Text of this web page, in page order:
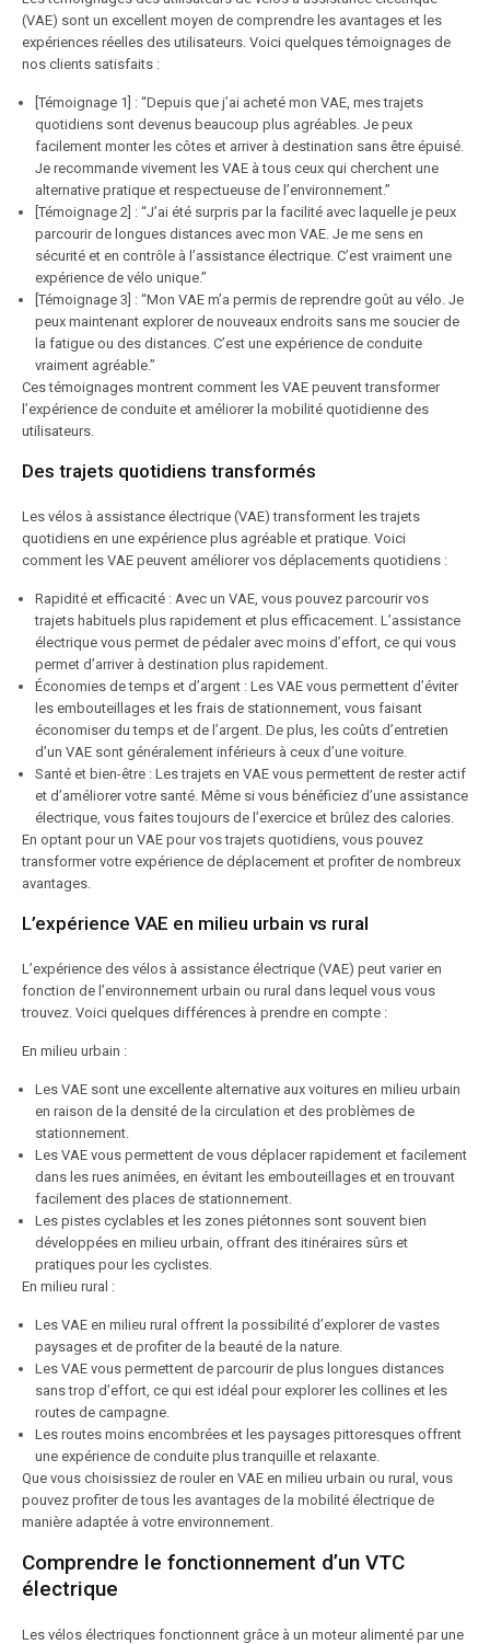
(VAE) sont un excellent moyen de comprendre les avantages et les
expériences réelles des utilisateurs. Voici quelques témoignages de
nos clients satisfaits :
[Témoignage 1] : “Depuis que j’ai acheté mon VAE, mes trajets
quotidiens sont devenus beaucoup plus agréables. Je peux
facilement monter les côtes et arriver à destination sans être épuisé.
Je recommande vivement les VAE à tous ceux qui cherchent une
alternative pratique et respectueuse de l’environnement.”
[Témoignage 2] : “J’ai été surpris par la facilité avec laquelle je peux
parcourir de longues distances avec mon VAE. Je me sens en
sécurité et en contrôle à l’assistance électrique. C’est vraiment une
expérience de vélo unique.”
[Témoignage 3] : “Mon VAE m’a permis de reprendre goût au vélo. Je
peux maintenant explorer de nouveaux endroits sans me soucier de
la fatigue ou des distances. C’est une expérience de conduite
vraiment agréable.”
Ces témoignages montrent comment les VAE peuvent transformer
l’expérience de conduite et améliorer la mobilité quotidienne des
utilisateurs.
Des trajets quotidiens transformés
Les vélos à assistance électrique (VAE) transforment les trajets
quotidiens en une expérience plus agréable et pratique. Voici
comment les VAE peuvent améliorer vos déplacements quotidiens :
Rapidité et efficacité : Avec un VAE, vous pouvez parcourir vos
trajets habituels plus rapidement et plus efficacement. L’assistance
électrique vous permet de pédaler avec moins d’effort, ce qui vous
permet d’arriver à destination plus rapidement.
Économies de temps et d’argent : Les VAE vous permettent d’éviter
les embouteillages et les frais de stationnement, vous faisant
économiser du temps et de l’argent. De plus, les coûts d’entretien
d’un VAE sont généralement inférieurs à ceux d’une voiture.
Santé et bien-être : Les trajets en VAE vous permettent de rester actif
et d’améliorer votre santé. Même si vous bénéficiez d’une assistance
électrique, vous faites toujours de l’exercice et brûlez des calories.
En optant pour un VAE pour vos trajets quotidiens, vous pouvez
transformer votre expérience de déplacement et profiter de nombreux
avantages.
L’expérience VAE en milieu urbain vs rural
L’expérience des vélos à assistance électrique (VAE) peut varier en
fonction de l’environnement urbain ou rural dans lequel vous vous
trouvez. Voici quelques différences à prendre en compte :
En milieu urbain :
Les VAE sont une excellente alternative aux voitures en milieu urbain
en raison de la densité de la circulation et des problèmes de
stationnement.
Les VAE vous permettent de vous déplacer rapidement et facilement
dans les rues animées, en évitant les embouteillages et en trouvant
facilement des places de stationnement.
Les pistes cyclables et les zones piétonnes sont souvent bien
développées en milieu urbain, offrant des itinéraires sûrs et
pratiques pour les cyclistes.
En milieu rural :
Les VAE en milieu rural offrent la possibilité d’explorer de vastes
paysages et de profiter de la beauté de la nature.
Les VAE vous permettent de parcourir de plus longues distances
sans trop d’effort, ce qui est idéal pour explorer les collines et les
routes de campagne.
Les routes moins encombrées et les paysages pittoresques offrent
une expérience de conduite plus tranquille et relaxante.
Que vous choisissiez de rouler en VAE en milieu urbain ou rural, vous
pouvez profiter de tous les avantages de la mobilité électrique de
manière adaptée à votre environnement.
Comprendre le fonctionnement d’un VTC
électrique
Les vélos électriques fonctionnent grâce à un moteur alimenté par une